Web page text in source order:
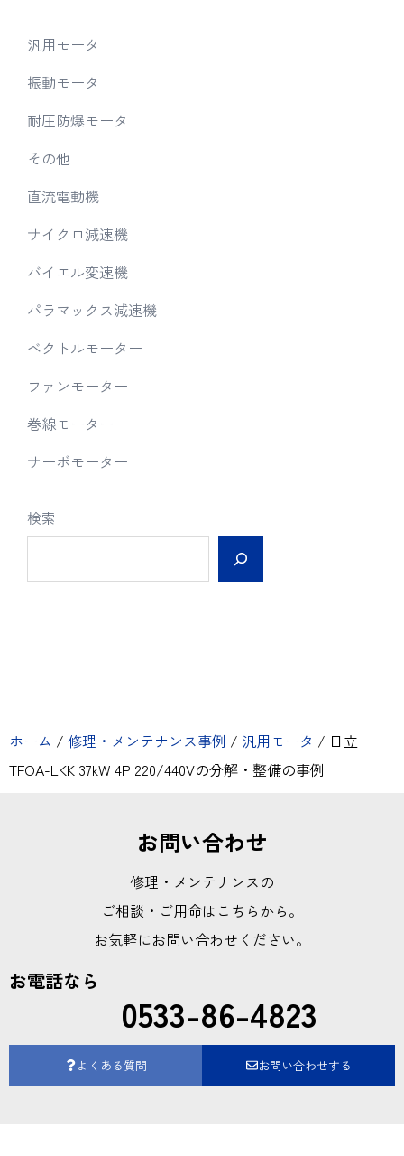
汎用モータ
振動モータ
耐圧防爆モータ
その他
直流電動機
サイクロ減速機
バイエル変速機
パラマックス減速機
ベクトルモーター
ファンモーター
巻線モーター
サーボモーター
検索
ホーム / 修理・メンテナンス事例 / 汎用モータ / 日立
TFOA-LKK 37kW 4P 220/440Vの分解・整備の事例
お問い合わせ
修理・メンテナンスの
ご相談・ご用命はこちらから。
お気軽にお問い合わせください。
お電話なら
0533-86-4823
よくある質問 お問い合わせする